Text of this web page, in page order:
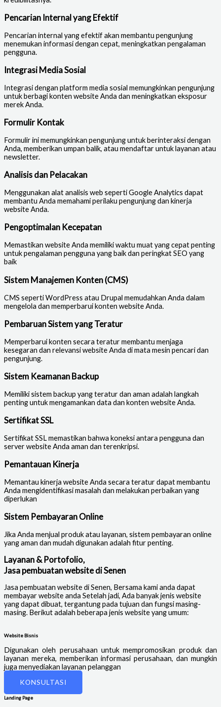
Pencarian Internal yang Efektif
Pencarian internal yang efektif akan membantu pengunjung
menemukan informasi dengan cepat, meningkatkan pengalaman
pengguna.
Integrasi Media Sosial
Integrasi dengan platform media sosial memungkinkan pengunjung
untuk berbagi konten website Anda dan meningkatkan eksposur
merek Anda.
Formulir Kontak
Formulir ini memungkinkan pengunjung untuk berinteraksi dengan
Anda, memberikan umpan balik, atau mendaftar untuk layanan atau
newsletter.
Analisis dan Pelacakan
Menggunakan alat analisis web seperti Google Analytics dapat
membantu Anda memahami perilaku pengunjung dan kinerja
website Anda.
Pengoptimalan Kecepatan
Memastikan website Anda memiliki waktu muat yang cepat penting
untuk pengalaman pengguna yang baik dan peringkat SEO yang
baik
Sistem Manajemen Konten (CMS)
CMS seperti WordPress atau Drupal memudahkan Anda dalam
mengelola dan memperbarui konten website Anda.
Pembaruan Sistem yang Teratur
Memperbarui konten secara teratur membantu menjaga
kesegaran dan relevansi website Anda di mata mesin pencari dan
pengunjung.
Sistem Keamanan Backup
Memiliki sistem backup yang teratur dan aman adalah langkah
penting untuk mengamankan data dan konten website Anda.
Sertifikat SSL
Sertifikat SSL memastikan bahwa koneksi antara pengguna dan
server website Anda aman dan terenkripsi.
Pemantauan Kinerja
Memantau kinerja website Anda secara teratur dapat membantu
Anda mengidentifikasi masalah dan melakukan perbaikan yang
diperlukan
Sistem Pembayaran Online
Jika Anda menjual produk atau layanan, sistem pembayaran online
yang aman dan mudah digunakan adalah fitur penting.
Layanan & Portofolio,
Jasa pembuatan website di Senen
Jasa pembuatan website di Senen, Bersama kami anda dapat
membayar website anda Setelah jadi, Ada banyak jenis website
yang dapat dibuat, tergantung pada tujuan dan fungsi masing-
masing. Berikut adalah beberapa jenis website yang umum:
Website Bisnis
Digunakan oleh perusahaan untuk mempromosikan produk dan
layanan mereka, memberikan informasi perusahaan, dan mungkin
juga menyediakan layanan pelanggan
KONSULTASI
Landing Page